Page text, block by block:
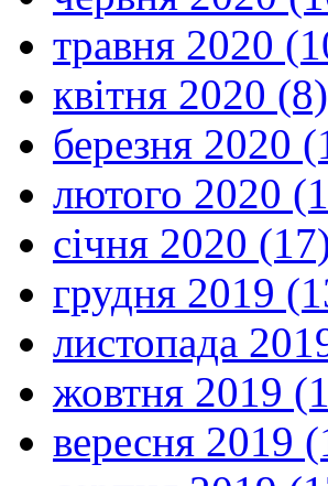
травня 2020
квітня 2020 (8)
березня 2020
лютого 2020
січня 2020
грудня 2019
листопада
жовтня 2019
вересня 2019